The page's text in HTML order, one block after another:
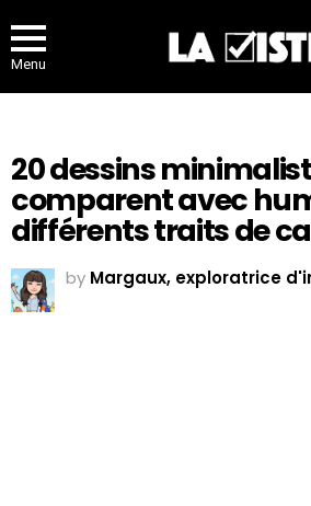
Menu
20 dessins
comparent avec
différents traits de
by Margaux, exploratrice